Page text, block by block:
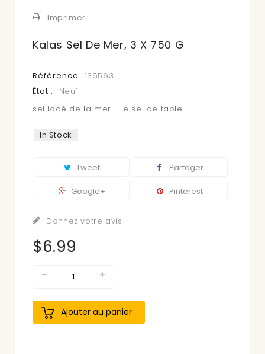
Imprimer
Kalas Sel De Mer, 3 X 750 G
Référence
136563
État :
Neuf
sel iodé de la mer - le sel de table
In Stock
Tweet Partager
Google+ Pinterest
Donnez votre avis
$6.99
Ajouter au panier